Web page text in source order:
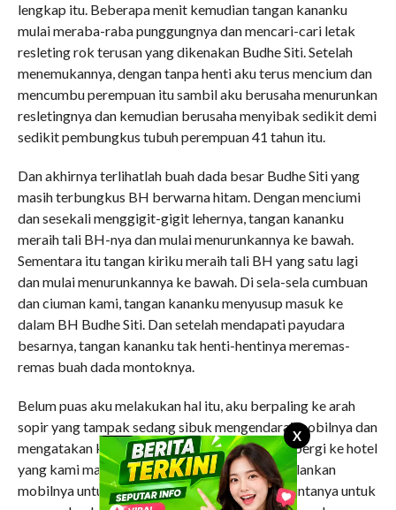
X
lengkap itu. Beberapa menit kemudian tangan kananku
mulai meraba-raba punggungnya dan mencari-cari letak
resleting rok terusan yang dikenakan Budhe Siti. Setelah
menemukannya, dengan tanpa henti aku terus mencium dan
mencumbu perempuan itu sambil aku berusaha menurunkan
resletingnya dan kemudian berusaha menyibak sedikit demi
sedikit pembungkus tubuh perempuan 41 tahun itu.
Dan akhirnya terlihatlah buah dada besar Budhe Siti yang
masih terbungkus BH berwarna hitam. Dengan menciumi
dan sesekali menggigit-gigit lehernya, tangan kananku
meraih tali BH-nya dan mulai menurunkannya ke bawah.
Sementara itu tangan kiriku meraih tali BH yang satu lagi
dan mulai menurunkannya ke bawah. Di sela-sela cumbuan
dan ciuman kami, tangan kananku menyusup masuk ke
dalam BH Budhe Siti. Dan setelah mendapati payudara
besarnya, tangan kananku tak henti-hentinya meremas-
remas buah dada montoknya.
Belum puas aku melakukan hal itu, aku berpaling ke arah
sopir yang tampak sedang sibuk mengendarai mobilnya dan
mengatakan kepadanya untuk mengurungkan pergi ke hotel
yang kami maksudkan dan minta agar ia menjalankan
mobilnya untuk berkeliling kota saja dan memintanya untuk